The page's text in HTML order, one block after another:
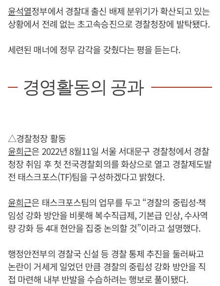
윤석열정부에서 경찰대 출신 배제 분위기가 확산되고 있는
상황에서 전례 없는 초고속승진으로 경찰청장에 발탁됐다.
세련된 매너에 정무 감각을 갖췄다는 평을 듣는다.
경영활동의 공과
△경찰청장 활동
윤희근은 2022년 8월11일 서울 서대문구 경찰청에서 경찰
청장 취임 후 첫 전국경찰회의를 화상으로 열고 경찰제도발
전 태스크포스(TF)팀을 구성하겠다고 밝혔다.
윤희근은 태스크포스팀의 업무를 두고 “경찰의 중립성·책
임성 강화 방안을 비롯해 복수직급제, 기본급 인상, 수사역
량 강화 등 4대 현안을 집중 논의할 것”이라고 설명했다.
행정안전부의 경찰국 신설 등 경찰 통제 추진을 둘러싸고
논란이 거세게 일었던 만큼 경찰의 중립성 강화 방안을 직
접 마련해 내부 반발을 수습하려는 행보로 풀이됐다.